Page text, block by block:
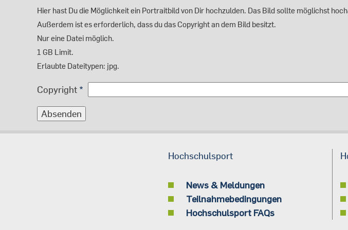
Hier hast Du die Möglichkeit ein Portraitbild von Dir hochzulden. Das Bild sollte möglichst
Außerdem ist es erforderlich, dass du das Copyright an dem Bild besitzt.
Nur eine Datei möglich.
1 GB Limit.
Erlaubte Dateitypen: jpg.
Copyright
Hochschulsport
News & Meldungen
Teilnahmebedingungen
Hochschulsport FAQs